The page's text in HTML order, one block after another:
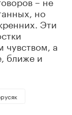
но
Эти
чувством, а
ближе и